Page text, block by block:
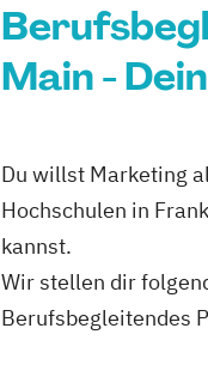
Main -
Du willst Marketing
Hochschulen in
kannst.
Wir stellen dir
Berufsbegleitendes